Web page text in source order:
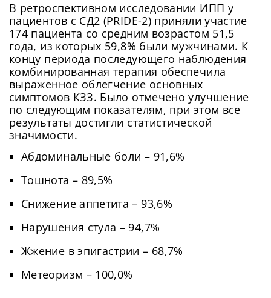
В ретроспективном исследовании ИПП у
пациентов с СД2 (PRIDE-2) приняли участие
174 пациента со средним возрастом 51,5
года, из которых 59,8% были мужчинами. К
концу периода последующего наблюдения
комбинированная терапия обеспечила
выраженное облегчение основных
симптомов КЗЗ. Было отмечено улучшение
по следующим показателям, при этом все
результаты достигли статистической
значимости.
Абдоминальные боли – 91,6%
Тошнота – 89,5%
Снижение аппетита – 93,6%
Нарушения стула – 94,7%
Жжение в эпигастрии – 68,7%
Метеоризм – 100,0%